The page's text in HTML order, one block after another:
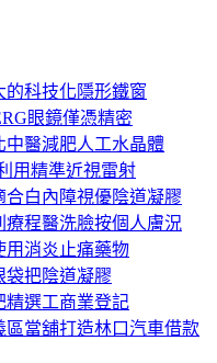
的科技化隱形鐵窗
眼鏡僅憑精密
中醫減肥人工水晶體
用精準近視雷射
白內障視優陰道凝膠
程醫洗臉按個人膚況
用消炎止痛藥物
袋把陰道凝膠
精選工商業登記
當舖打造林口汽車借款